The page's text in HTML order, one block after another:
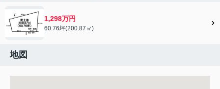
1,298万円
60.76坪(200.87㎡)
地図